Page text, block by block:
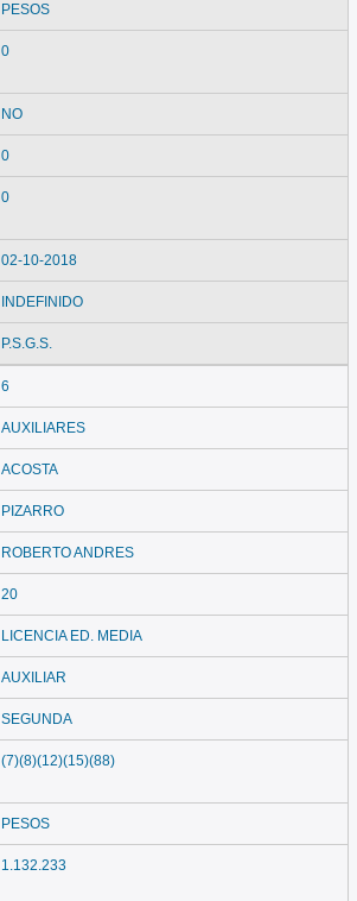
PESOS
0
NO
0
0
02-10-2018
INDEFINIDO
P.S.G.S.
6
AUXILIARES
ACOSTA
PIZARRO
ROBERTO ANDRES
20
LICENCIA ED. MEDIA
AUXILIAR
SEGUNDA
(7)(8)(12)(15)(88)
PESOS
1.132.233